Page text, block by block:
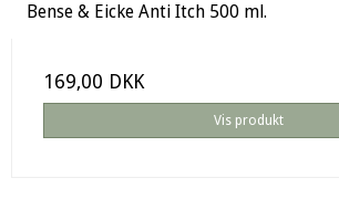
Bense & Eicke Anti Itch 500 ml.
169,00 DKK
Vis produkt